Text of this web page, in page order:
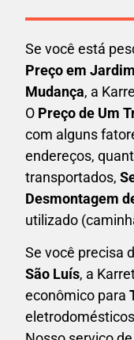
Se você está
Preço em
Mudança, a
O Preço de Um
com alguns
endereços,
transportados, S
Desmontagem
utilizado
Se você precisa
São Luís, a
econômico para